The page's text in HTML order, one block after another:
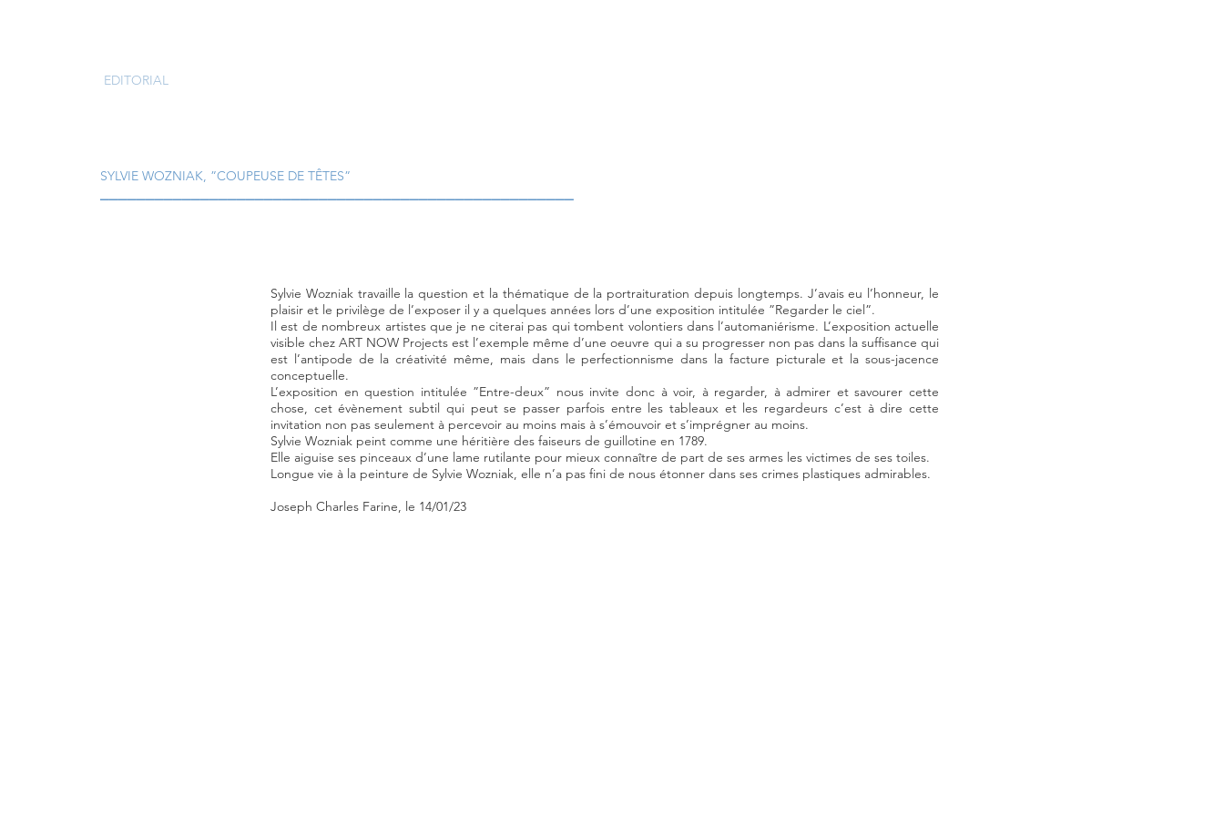
EDITORIAL
SYLVIE WOZNIAK, ”COUPEUSE DE TÊTES”
________________________________________
Sylvie Wozniak travaille la question et la thématique de la portraituration depuis longtemps. J’avais eu l’honneur, le
plaisir et le privilège de l’exposer il y a quelques années lors d’une exposition intitulée ”Regarder le ciel”.
Il est de nombreux artistes que je ne citerai pas qui tombent volontiers dans l’automaniérisme. L’exposition actuelle
visible chez ART NOW Projects est l’exemple même d’une oeuvre qui a su progresser non pas dans la suffisance qui
est l’antipode de la créativité même, mais dans le perfectionnisme dans la facture picturale et la sous-jacence
conceptuelle.
L’exposition en question intitulée ”Entre-deux” nous invite donc à voir, à regarder, à admirer et savourer cette
chose, cet évènement subtil qui peut se passer parfois entre les tableaux et les regardeurs c’est à dire cette
invitation non pas seulement à percevoir au moins mais à s’émouvoir et s’imprégner au moins.
Sylvie Wozniak peint comme une héritière des faiseurs de guillotine en 1789.
Elle aiguise ses pinceaux d’une lame rutilante pour mieux connaître de part de ses armes les victimes de ses toiles.
Longue vie à la peinture de Sylvie Wozniak, elle n’a pas fini de nous étonner dans ses crimes plastiques admirables.
Joseph Charles Farine, le 14/01/23